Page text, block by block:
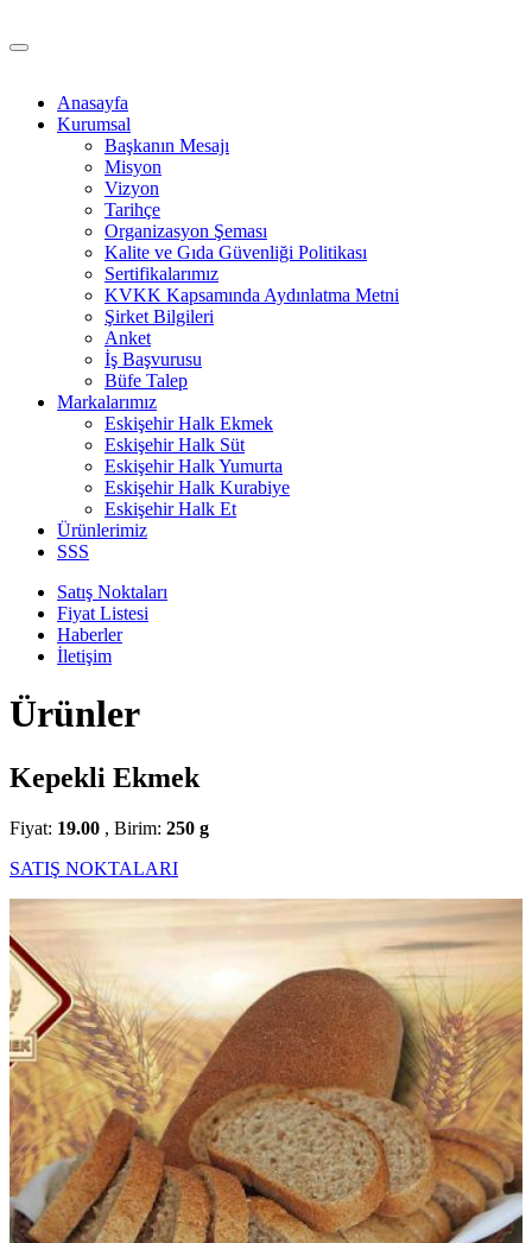
Anasayfa
Kurumsal
Başkanın Mesajı
Misyon
Vizyon
Tarihçe
Organizasyon Şeması
Kalite ve Gıda Güvenliği Politikası
Sertifikalarımız
KVKK Kapsamında Aydınlatma Metni
Şirket Bilgileri
Anket
İş Başvurusu
Büfe Talep
Markalarımız
Eskişehir Halk Ekmek
Eskişehir Halk Süt
Eskişehir Halk Yumurta
Eskişehir Halk Kurabiye
Eskişehir Halk Et
Ürünlerimiz
SSS
Satış Noktaları
Fiyat Listesi
Haberler
İletişim
Ürünler
Kepekli Ekmek
Fiyat: 19.00 , Birim: 250 g
SATIŞ NOKTALARI